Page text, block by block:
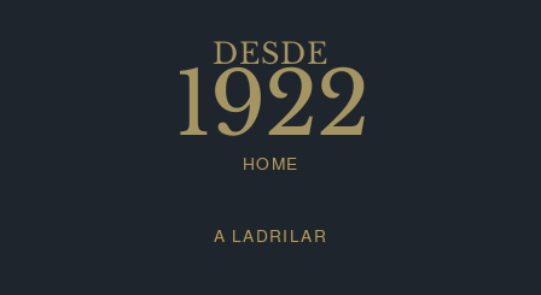
DESDE
1922
HOME
A LADRILAR